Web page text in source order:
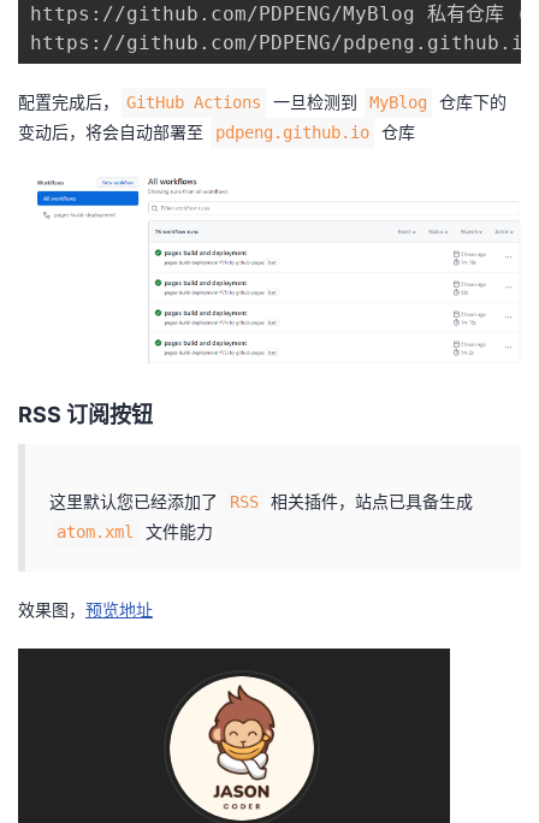
https://github.com/PDPENG/MyBlog 私有仓库 (
https://github.com/PDPENG/pdpeng.github.io
配置完成后， GitHub Actions 一旦检测到 MyBlog
仓库下的
变动后，将会自动部署至
pdpeng.github.io 仓库
RSS 订阅按钮
这里默认您已经添加了 RSS 相关插件，站点已具备生成
atom.xml 文件能力
效果图， 预览地址